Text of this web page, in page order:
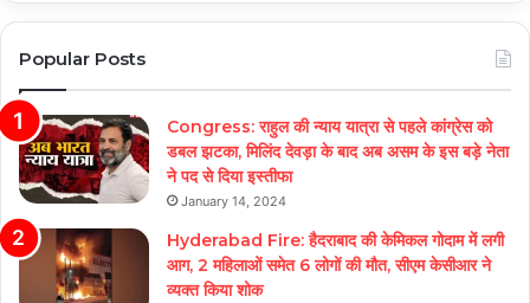
Popular Posts
Congress: राहुल की न्याय यात्रा से पहले कांग्रेस को
डबल झटका, मिलिंद देवड़ा के बाद अब असम के इस बड़े नेता
ने पद से दिया इस्तीफा
January 14, 2024
Hyderabad Fire: हैदराबाद की केमिकल गोदाम में लगी
आग, 2 महिलाओं समेत 6 लोगों की मौत, सीएम केसीआर ने
व्यक्त किया शोक